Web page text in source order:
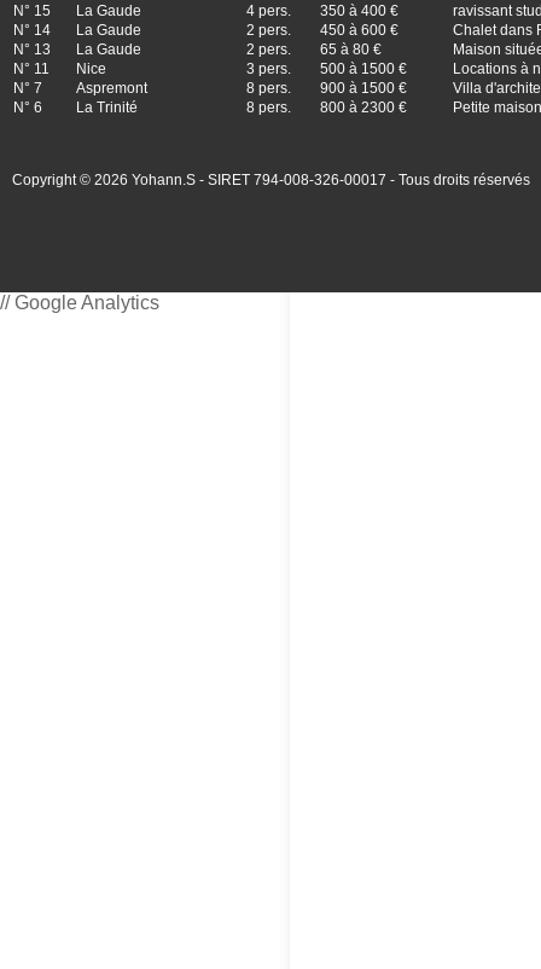
N° 15
La Gaude 4 pers. 350 à 400 €
ravissant
N° 14
La Gaude 2 pers. 450 à 600 €
Chalet dans
N° 13
La Gaude 2 pers. 65 à 80 €
Maison
N° 11
Nice 3 pers. 500 à 1500 €
Locations à
N° 7
Aspremont 8 pers. 900 à 1500 €
Villa
N° 6
La Trinité 8 pers. 800 à 2300 € Petite
Copyright © 2026 Yohann.S - SIRET 794-008-326-00017 - Tous droits réservés
// Google Analytics